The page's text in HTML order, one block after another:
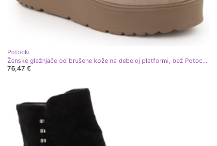
Potocki
Ženske gležnjače od brušene kože na debeloj platformi, bež Potocki 11305
76,47 €